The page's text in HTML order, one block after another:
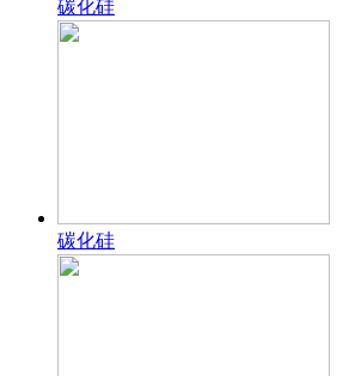
碳化硅
碳化硅